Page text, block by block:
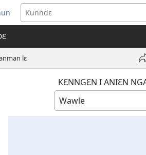
lɛ
KƐNNGƐN I ANIƐN